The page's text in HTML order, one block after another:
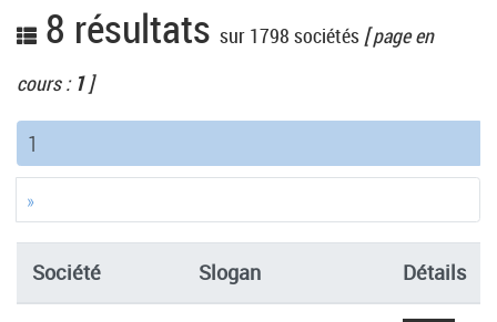
8 résultats sur 1798 sociétés [ page en
cours : 1]
1
»
Société Slogan Détails